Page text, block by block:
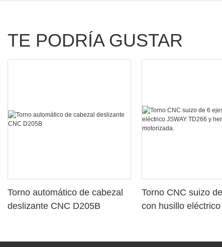
TE PODRÍA GUSTAR
Torno automático de cabezal
deslizante CNC D205B
Torno CNC suizo
con husillo